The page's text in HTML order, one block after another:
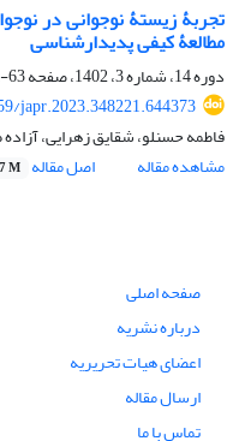
تجربۀ زیستۀ نوجوانی در
مطالعۀ کیفی پدیدارشناسی
دوره 14، شماره 3، 1402، صفحه
63-82
japr.2023.348221.644373
فاطمه حسنلو، شقایق زهرایی، آزاده
مشاهده مقاله
اصل مقاله M
صفحه اصلی
درباره نشریه
اعضای هیات تحریریه
ارسال مقاله
تماس با ما